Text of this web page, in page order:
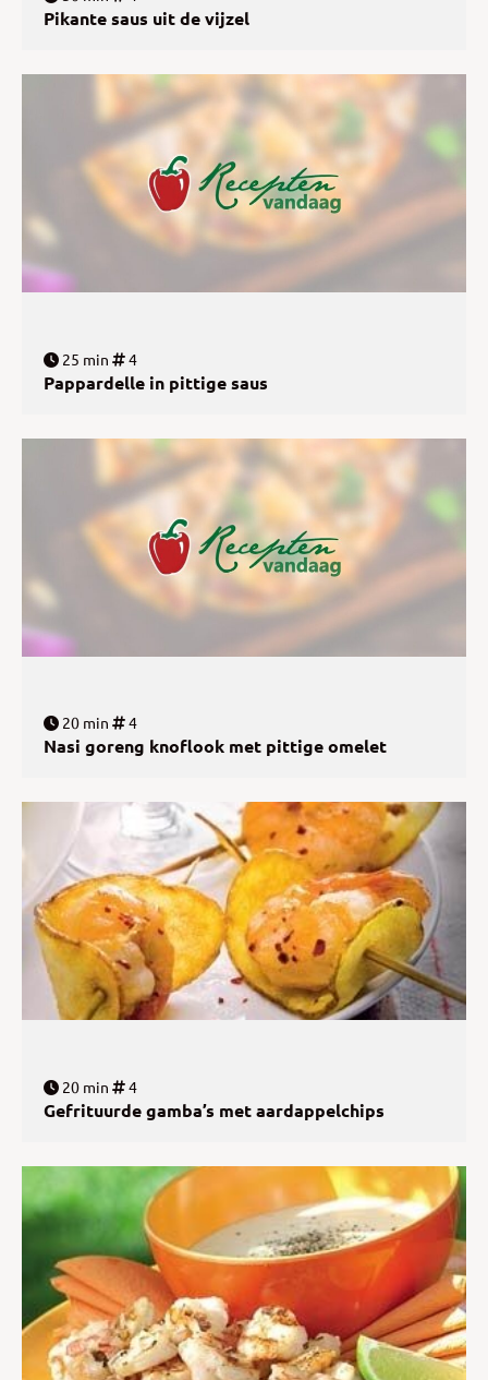
Pikante saus uit de vijzel
25 min 4
Pappardelle in pittige saus
20 min 4
Nasi goreng knoflook met pittige omelet
20 min 4
Gefrituurde gamba’s met aardappelchips